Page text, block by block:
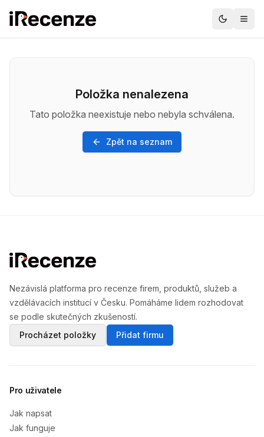
Položka nenalezena
Tato položka neexistuje nebo nebyla schválena.
Zpět na seznam
Nezávislá platforma pro recenze firem, produktů, služeb a
vzdělávacích institucí v Česku. Pomáháme lidem rozhodovat
se podle skutečných zkušeností.
Procházet položky
Přidat firmu
Pro uživatele
Jak napsat
Jak funguje